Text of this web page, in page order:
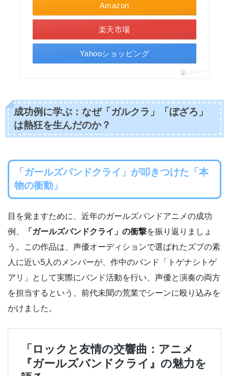
Amazon
楽天市場
Yahooショッピング
ポチップ
成功例に学ぶ：なぜ「ガルクラ」「ぼざろ」
は熱狂を生んだのか？
「ガールズバンドクライ」が叩きつけた「本
物の衝動」
目を覚ますために、近年のガールズバンドアニメの成功
例、
「ガールズバンドクライ」の衝撃を振り返りましょ
う。この作品は、声優オーディションで選ばれたズブの素
人に近い5人のメンバーが、作中のバンド「トゲナシトゲ
アリ」として実際にバンド活動を行い、声優と演奏の両方
を担当するという、前代未聞の荒業でシーンに殴り込みを
かけました。